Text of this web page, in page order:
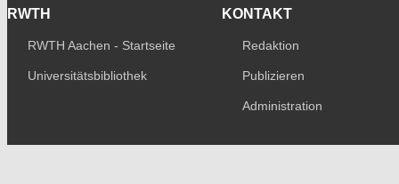
RWTH
RWTH Aachen - Startseite
Universitätsbibliothek
KONTAKT
Redaktion
Publizieren
Administration